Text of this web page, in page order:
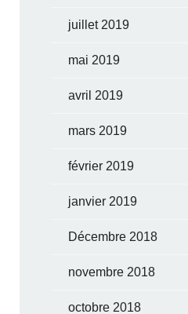
juillet 2019
mai 2019
avril 2019
mars 2019
février 2019
janvier 2019
Décembre 2018
novembre 2018
octobre 2018